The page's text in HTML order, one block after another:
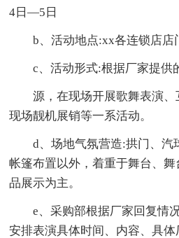
4日—5日
b、活动地点:xx各连锁店店
c、活动形式:根据厂家提供
源，在现场开展歌舞表演、
现场靓机展销等一系活动。
d、场地气氛营造:拱门、汽
帐篷布置以外，着重于舞台、
品展示为主。
e、采购部根据厂家回复情
安排表演具体时间、内容、具体